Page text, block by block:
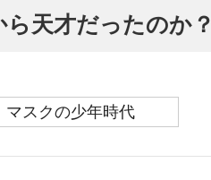
天才だったのか？